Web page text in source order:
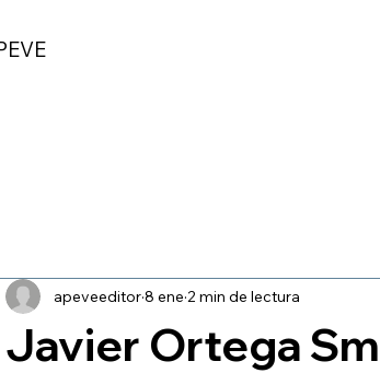
Javier Ortega
apeveeditor8 ene 2 min de lectura